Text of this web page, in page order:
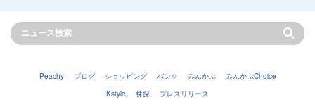
Peachy ブログ ショッピング バンク みんかぶ
みんかぶChoice
Kstyle
株探 プレスリリース